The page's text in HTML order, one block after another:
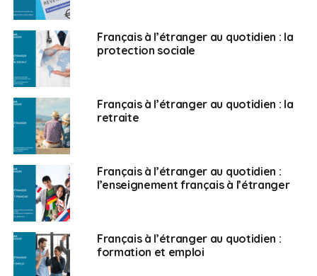
secours, mon passeport !”. Pourquoi cela bloque-t-il ?
Alexandre Holroyd :Ce qu’il faut comprendre c’est
que le consulat, quand on habite à l’étranger, c’est
l’embouchure de tous les différents services de l’État.
C’est le point d’entrée vers la France et l’endroit où
vous irez le plus régulièrement pour refaire votre
passeport. En effet, la condition de votre vie à
l’étranger, c’est votre titre d’identité. C’est ce qui prouve
votre identité, que vous êtes français et vous êtes
obligé de le refaire tous les dix ans. Beaucoup de
collègues me disent : “Une fois tous les dix ans, ça n’est
pas très grave, il n’y a pas de problème pour aller au
consulat”. Ce qu’ils n’envisagent pas c’est qu’il y a
beaucoup de Français à l’étranger qui habitent loin
d’un consulat et qui ont plusieurs enfants. Quand vous
Français à l’étranger au quotidien : la
protection sociale
Français à l’étranger au quotidien : la
retraite
Français à l’étranger au quotidien :
l’enseignement français à l’étranger
Français à l’étranger au quotidien :
formation et emploi